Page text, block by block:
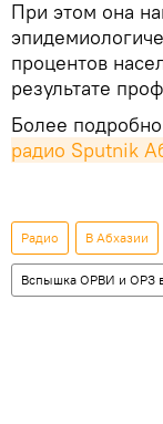
При этом она
процентов
результате
Более
радио Sputnik
Радио В Абхазии
Вспышка ОРВИ и ОРЗ